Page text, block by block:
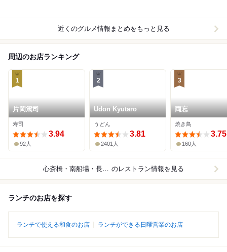
近くのグルメ情報まとめをもっと見る
周辺のお店ランキング
1
片岡篤司
寿司
3.94
92人
2
Udon Kyutaro
うどん
3.81
2401人
3
両忘
焼き鳥
3.75
160人
心斎橋・南船場・長堀橋 のレストラン情報を見る
ランチのお店を探す
ランチで使える和食のお店 ランチができる日曜営業のお店